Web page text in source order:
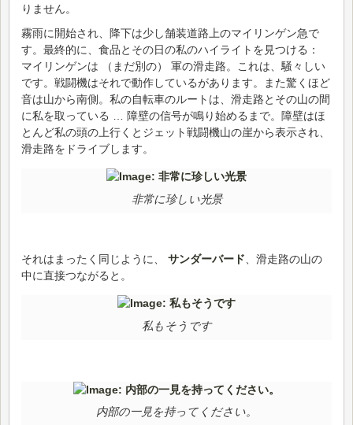
りません。
霧雨に開始され、降下は少し舗装道路上のマイリンゲン急で
す。最終的に、食品とその日の私のハイライトを見つける：
マイリンゲンは （まだ別の） 軍の滑走路。これは、騒々しい
です。戦闘機はそれで動作しているがあります。また驚くほど
音は山から南側。私の自転車のルートは、滑走路とその山の間
に私を取っている … 障壁の信号が鳴り始めるまで。障壁はほ
とんど私の頭の上行くとジェット戦闘機山の崖から表示され、
滑走路をドライブします。
非常に珍しい光景
それはまったく同じように、 サンダーバード 、滑走路の山の
中に直接つながると。
私もそうです
内部の一見を持ってください。